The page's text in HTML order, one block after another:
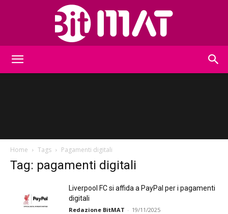
Home Tags Pagamenti digitali
Tag: pagamenti digitali
Liverpool FC si affida a PayPal per i pagamenti
digitali
Redazione BitMAT - 19/11/2025